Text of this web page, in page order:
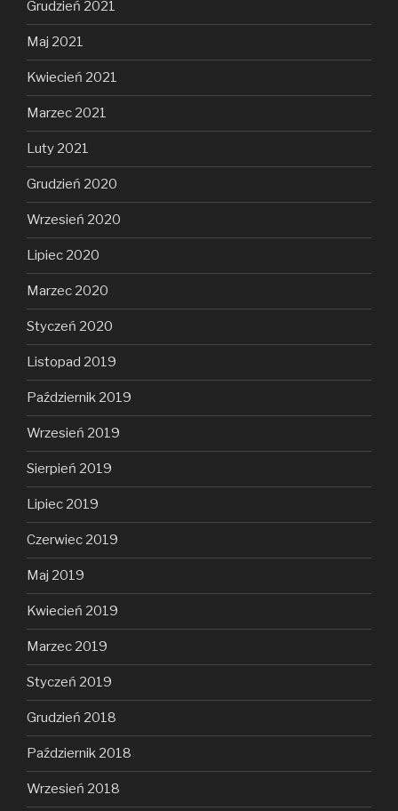
Grudzień 2021
Maj 2021
Kwiecień 2021
Marzec 2021
Luty 2021
Grudzień 2020
Wrzesień 2020
Lipiec 2020
Marzec 2020
Styczeń 2020
Listopad 2019
Październik 2019
Wrzesień 2019
Sierpień 2019
Lipiec 2019
Czerwiec 2019
Maj 2019
Kwiecień 2019
Marzec 2019
Styczeń 2019
Grudzień 2018
Październik 2018
Wrzesień 2018